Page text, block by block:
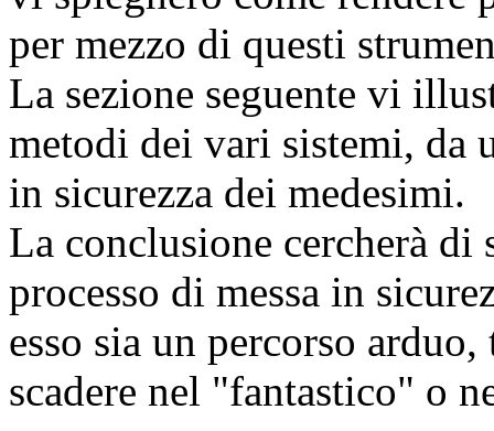
per mezzo di questi
La sezione seguente vi
metodi dei vari sistemi, da
in sicurezza dei medesimi.
La conclusione cercherà
processo di messa in
esso sia un percorso
scadere nel "fantastico" o